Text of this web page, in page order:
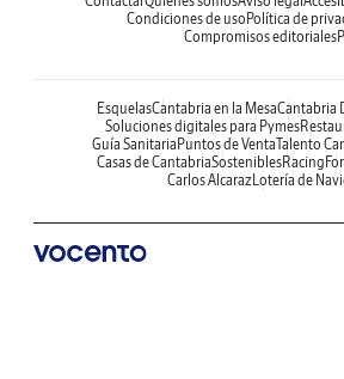
Condiciones de uso Política de
Compromisos editoriales
EsquelasCantabria en la MesaCantabria
Soluciones digitales para Pymes
Guía Sanitaria Puntos de VentaTalento
Casas de CantabriaSosteniblesRacing
Carlos AlcarazLotería de